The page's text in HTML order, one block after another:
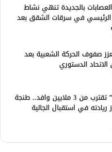
بالجديدة تنهي نشاط
الرئيسي في سرقات الشقق بعد
صفوف الحركة الشعبية بعد
الدستوري
عملية “مرحبا” تقترب من 3 ملايين وافد.. طنجة
في استقبال الجالية